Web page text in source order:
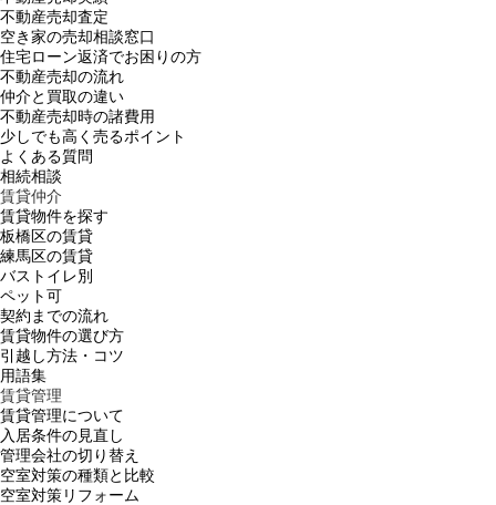
不動産売却査定
空き家の売却相談窓口
住宅ローン返済でお困りの方
不動産売却の流れ
仲介と買取の違い
不動産売却時の諸費用
少しでも高く売るポイント
よくある質問
相続相談
賃貸仲介
賃貸物件を探す
板橋区の賃貸
練馬区の賃貸
バストイレ別
ペット可
契約までの流れ
賃貸物件の選び方
引越し方法・コツ
用語集
賃貸管理
賃貸管理について
入居条件の見直し
管理会社の切り替え
空室対策の種類と比較
空室対策リフォーム